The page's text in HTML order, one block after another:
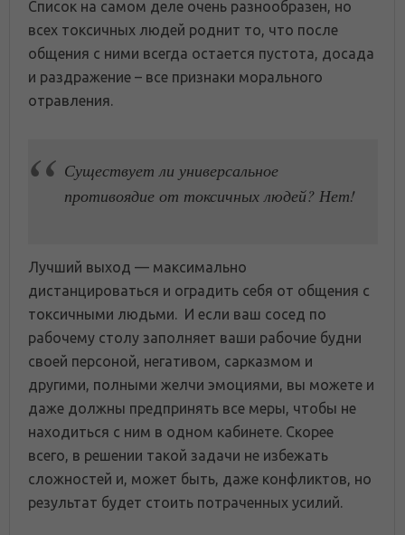
Список на самом деле очень разнообразен, но
всех токсичных людей роднит то, что после
общения с ними всегда остается пустота, досада
и раздражение – все признаки морального
отравления.
Существует ли универсальное
противоядие от токсичных людей? Нет!
Лучший выход — максимально
дистанцироваться и оградить себя от общения с
токсичными людьми. И если ваш сосед по
рабочему столу заполняет ваши рабочие будни
своей персоной, негативом, сарказмом и
другими, полными желчи эмоциями, вы можете и
даже должны предпринять все меры, чтобы не
находиться с ним в одном кабинете. Скорее
всего, в решении такой задачи не избежать
сложностей и, может быть, даже конфликтов, но
результат будет стоить потраченных усилий.